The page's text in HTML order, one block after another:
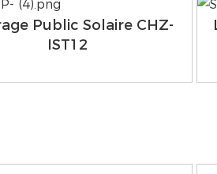
Public Solaire CHZ-
IST12